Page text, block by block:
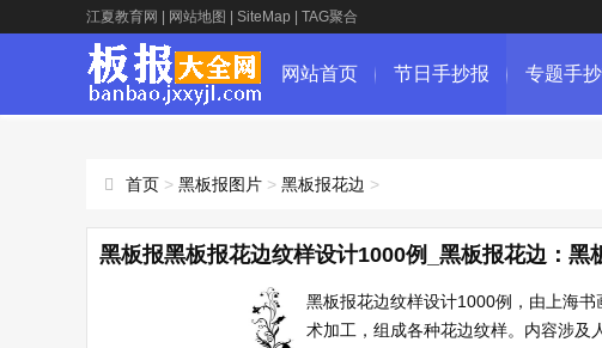
江夏教育网 网站地图 SiteMap TAG聚合
网站首页 节日手抄报 专题手
首页 > 黑板报图片 > 黑板报花边 >
黑板报黑板报花边纹样设计1000例_黑板报花边：黑
黑板报花边纹样设计1000例，由上海
术加工，组成各种花边纹样。内容涉及